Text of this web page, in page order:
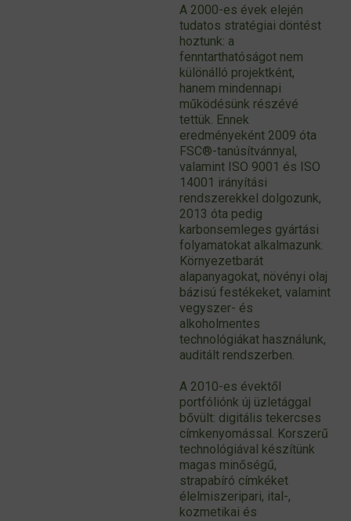
A 2000-es évek elején
tudatos stratégiai döntést
hoztunk: a
fenntarthatóságot nem
különálló projektként,
hanem mindennapi
működésünk részévé
tettük. Ennek
eredményeként 2009 óta
FSC®-tanúsítvánnyal,
valamint ISO 9001 és ISO
14001 irányítási
rendszerekkel dolgozunk,
2013 óta pedig
karbonsemleges gyártási
folyamatokat alkalmazunk.
Környezetbarát
alapanyagokat, növényi olaj
bázisú festékeket, valamint
vegyszer- és
alkoholmentes
technológiákat használunk,
auditált rendszerben.
A 2010-es évektől
portfóliónk új üzletággal
bővült: digitális tekercses
címkenyomással. Korszerű
technológiával készítünk
magas minőségű,
strapabíró címkéket
élelmiszeripari, ital-,
kozmetikai és